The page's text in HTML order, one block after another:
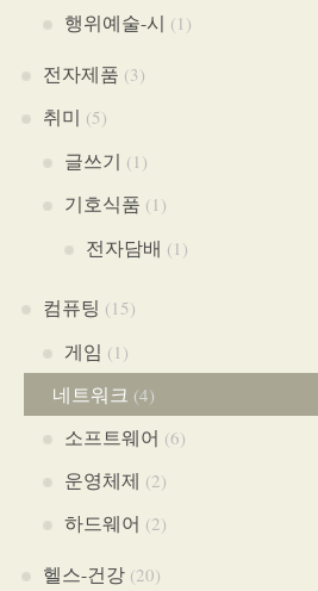
행위예술-시 (1)
전자제품 (3)
취미 (5)
글쓰기 (1)
기호식품 (1)
전자담배 (1)
컴퓨팅 (15)
게임 (1)
네트워크 (4)
소프트웨어 (6)
운영체제 (2)
하드웨어 (2)
헬스-건강(20)